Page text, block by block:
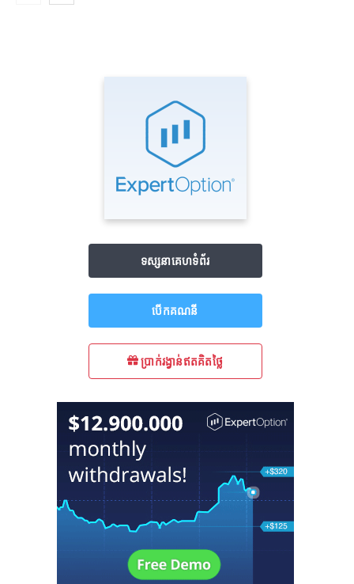
ទស្សនាគេហទំព័រ
បើក​គណនី
ប្រាក់រង្វាន់ឥតគិតថ្លៃ